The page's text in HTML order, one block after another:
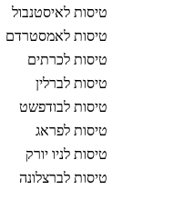
טיסות לאיסטנבול
טיסות לאמסטרדם
טיסות לכרתים
טיסות לברלין
טיסות לבודפשט
טיסות לפראג
טיסות לניו יורק
טיסות לברצלונה